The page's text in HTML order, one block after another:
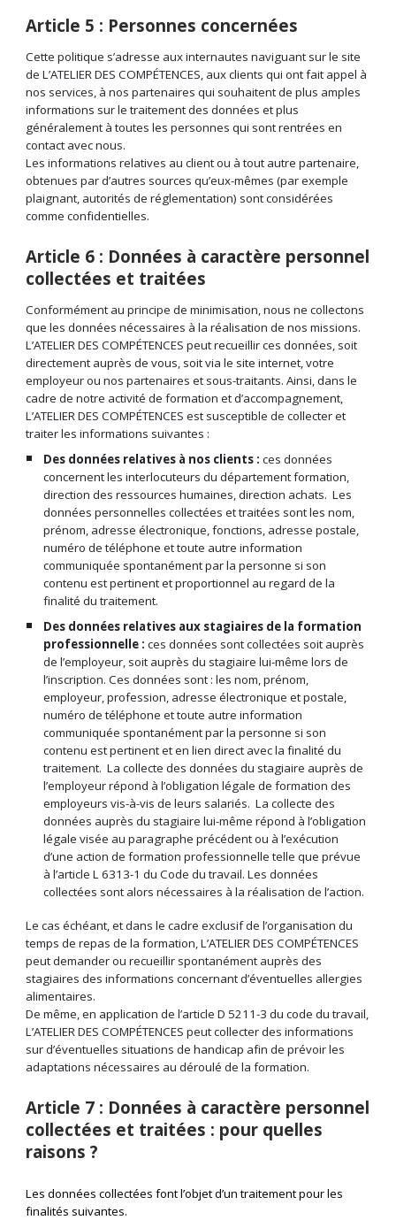
Article 5 : Personnes concernées
Cette politique s’adresse aux internautes naviguant sur le site
de L’ATELIER DES COMPÉTENCES, aux clients qui ont fait appel à
nos services, à nos partenaires qui souhaitent de plus amples
informations sur le traitement des données et plus
généralement à toutes les personnes qui sont rentrées en
contact avec nous.
Les informations relatives au client ou à tout autre partenaire,
obtenues par d’autres sources qu’eux-mêmes (par exemple
plaignant, autorités de réglementation) sont considérées
comme confidentielles.
Article 6 : Données à caractère personnel
collectées et traitées
Conformément au principe de minimisation, nous ne collectons
que les données nécessaires à la réalisation de nos missions.
L’ATELIER DES COMPÉTENCES peut recueillir ces données, soit
directement auprès de vous, soit via le site internet, votre
employeur ou nos partenaires et sous-traitants. Ainsi, dans le
cadre de notre activité de formation et d’accompagnement,
L’ATELIER DES COMPÉTENCES est susceptible de collecter et
traiter les informations suivantes :
Des données relatives à nos clients : ces données
concernent les interlocuteurs du département formation,
direction des ressources humaines, direction achats. Les
données personnelles collectées et traitées sont les nom,
prénom, adresse électronique, fonctions, adresse postale,
numéro de téléphone et toute autre information
communiquée spontanément par la personne si son
contenu est pertinent et proportionnel au regard de la
finalité du traitement.
Des données relatives aux stagiaires de la formation
professionnelle :ces données sont collectées soit auprès
de l’employeur, soit auprès du stagiaire lui-même lors de
l’inscription. Ces données sont : les nom, prénom,
employeur, profession, adresse électronique et postale,
numéro de téléphone et toute autre information
communiquée spontanément par la personne si son
contenu est pertinent et en lien direct avec la finalité du
traitement. La collecte des données du stagiaire auprès de
l’employeur répond à l’obligation légale de formation des
employeurs vis-à-vis de leurs salariés. La collecte des
données auprès du stagiaire lui-même répond à l’obligation
légale visée au paragraphe précédent ou à l’exécution
d’une action de formation professionnelle telle que prévue
à l’article L 6313-1 du Code du travail. Les données
collectées sont alors nécessaires à la réalisation de l’action.
Le cas échéant, et dans le cadre exclusif de l’organisation du
temps de repas de la formation, L’ATELIER DES COMPÉTENCES
peut demander ou recueillir spontanément auprès des
stagiaires des informations concernant d’éventuelles allergies
alimentaires.
De même, en application de l’article D 5211-3 du code du travail,
L’ATELIER DES COMPÉTENCES peut collecter des informations
sur d’éventuelles situations de handicap afin de prévoir les
adaptations nécessaires au déroulé de la formation.
Article 7 : Données à caractère personnel
collectées et traitées : pour quelles
raisons ?
Les données collectées font l’objet d’un traitement pour les
finalités suivantes.